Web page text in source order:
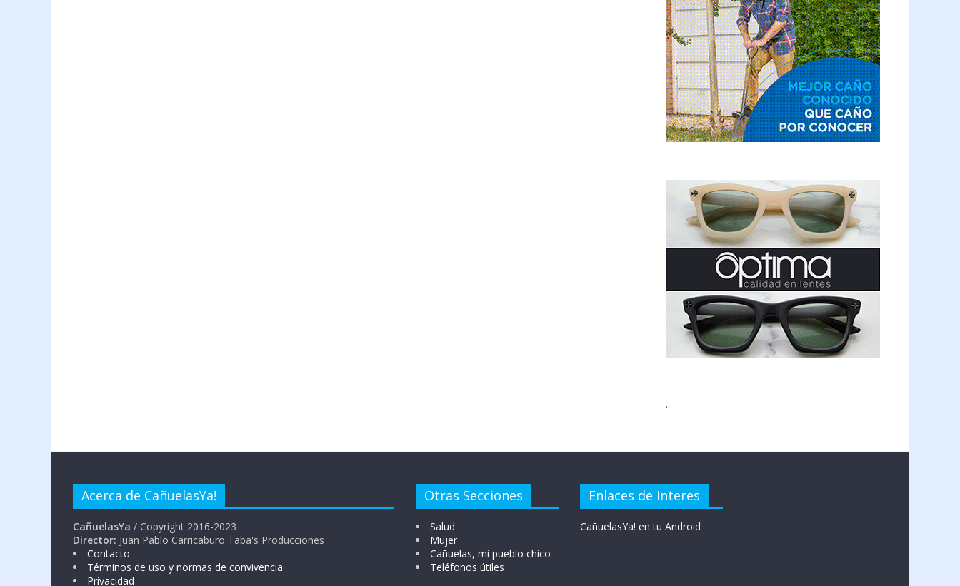
...
Acerca de CañuelasYa!
CañuelasYa / Copyright 2016-2023
Director: Juan Pablo Carricaburo Taba's Producciones
Contacto
Términos de uso y normas de convivencia
Privacidad
Otras Secciones
Salud
Mujer
Cañuelas, mi pueblo chico
Teléfonos útiles
Enlaces de Interes
CañuelasYa! en tu Android